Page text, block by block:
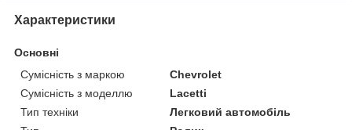
Характеристики
Основні
Сумісність з маркою
Chevrolet
Сумісність з моделлю
Lacetti
Тип техніки
Легковий автомобіль